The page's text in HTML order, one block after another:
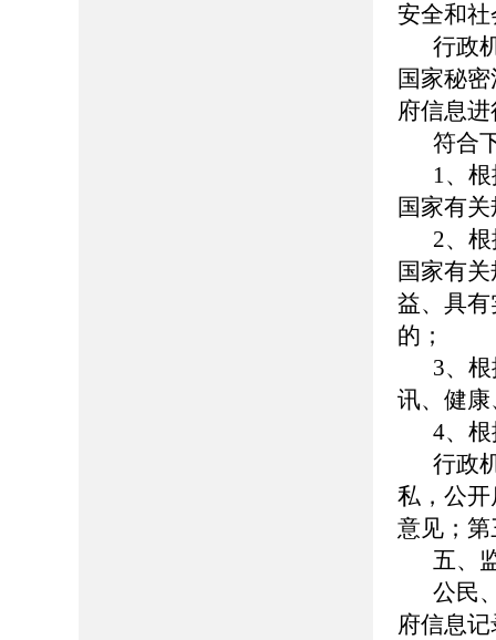
安全和
行政
国家秘
府信息
符合
1、
国家有
2、
国家有
益、具
的；
3、
讯、健
4、
行政
私，公
意见；
五、
公民
府信息